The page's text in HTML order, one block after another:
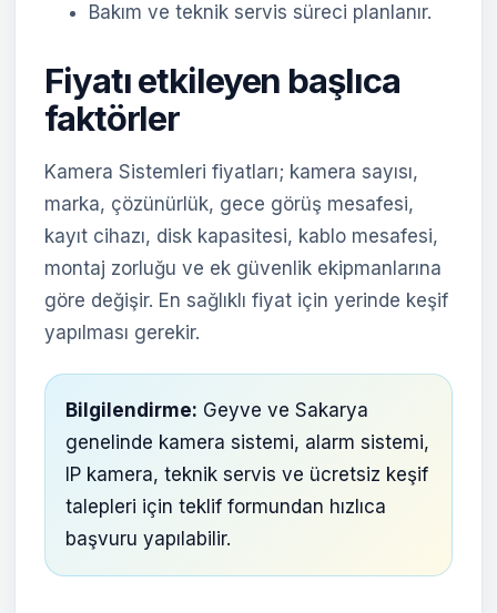
Bakım ve teknik servis süreci planlanır.
Fiyatı etkileyen başlıca
faktörler
Kamera Sistemleri fiyatları; kamera sayısı,
marka, çözünürlük, gece görüş mesafesi,
kayıt cihazı, disk kapasitesi, kablo mesafesi,
montaj zorluğu ve ek güvenlik ekipmanlarına
göre değişir. En sağlıklı fiyat için yerinde keşif
yapılması gerekir.
Bilgilendirme: Geyve ve Sakarya
genelinde kamera sistemi, alarm sistemi,
IP kamera, teknik servis ve ücretsiz keşif
talepleri için teklif formundan hızlıca
başvuru yapılabilir.